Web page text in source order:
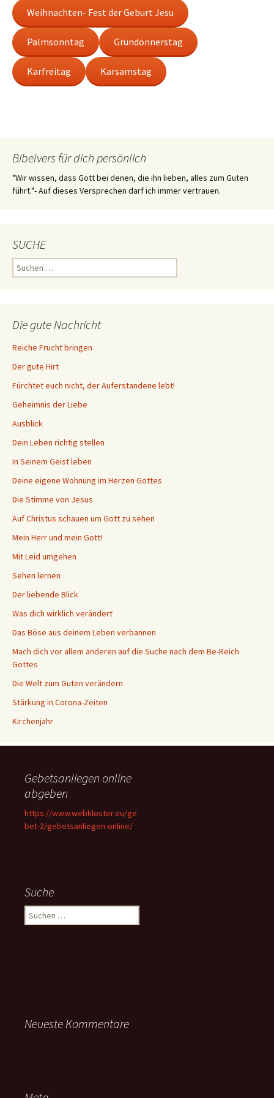
Weihnachten- Fest der Geburt Jesu
Palmsonntag Gründonnerstag
Karfreitag Karsamstag
Bibelvers für dich persönlich
"Wir wissen, dass Gott bei denen, die ihn lieben, alles zum Guten
führt."- Auf dieses Versprechen darf ich immer vertrauen.
SUCHE
Suchen
nach:
Die gute Nachricht
Reiche Frucht bringen
Der gute Hirt
Fürchtet euch nicht, der Auferstandene lebt!
Geheimnis der Liebe
Ausblick
Dein Leben richtig stellen
In Seinem Geist leben
Deine eigene Wohnung im Herzen Gottes
Die Stimme von Jesus
Auf Christus schauen um Gott zu sehen
Mein Herr und mein Gott!
Mit Leid umgehen
Sehen lernen
Der liebende Blick
Was dich wirklich verändert
Das Böse aus deinem Leben verbannen
Mach dich vor allem anderen auf die Suche nach dem Be-Reich
Gottes
Die Welt zum Guten verändern
Stärkung in Corona-Zeiten
Kirchenjahr
Gebetsanliegen online
abgeben
https://www.webkloster.eu/ge
bet-2/gebetsanliegen-online/
Suche
Suchen
nach:
Neueste Kommentare